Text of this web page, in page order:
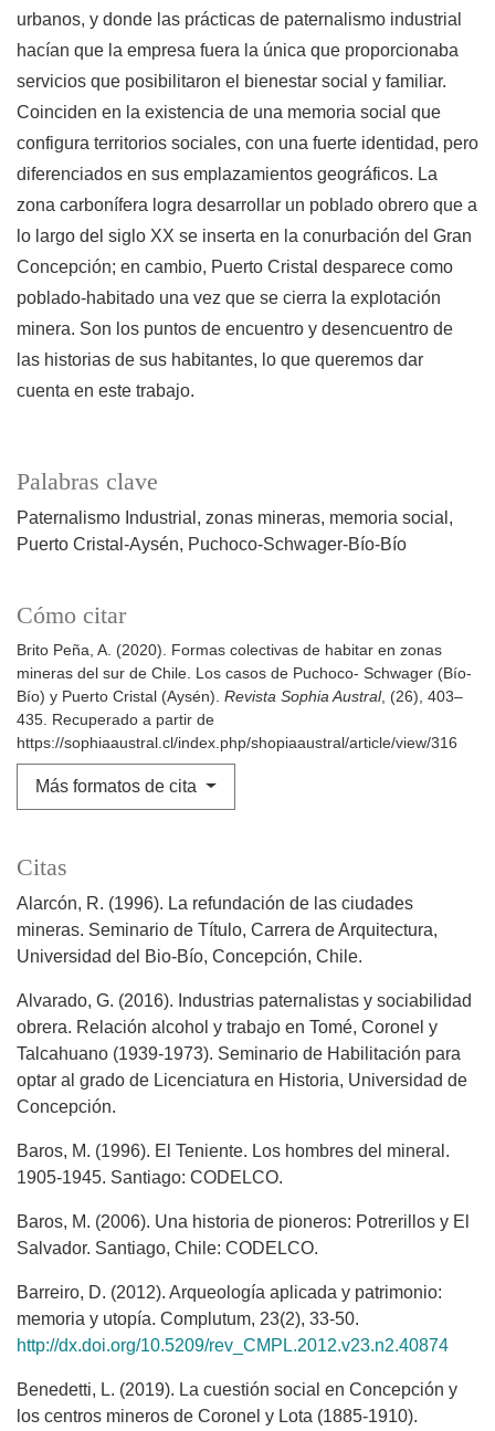
Palabras clave
Paternalismo Industrial zonas mineras memoria social
Puerto Cristal-Aysén
Puchoco-Schwager-Bío-Bío
Cómo citar
Brito Peña, A. (2020). Formas colectivas de habitar en zonas
mineras del sur de Chile. Los casos de Puchoco- Schwager (Bío-
Bío) y Puerto Cristal (Aysén). Revista Sophia Austral, (26), 403–
435. Recuperado a partir de
https://sophiaaustral.cl/index.php/shopiaaustral/article/view/316
Más formatos de cita
urbanos, y donde las prácticas de paternalismo industrial
hacían que la empresa fuera la única que proporcionaba
servicios que posibilitaron el bienestar social y familiar.
Coinciden en la existencia de una memoria social que
configura territorios sociales, con una fuerte identidad, pero
diferenciados en sus emplazamientos geográficos. La
zona carbonífera logra desarrollar un poblado obrero que a
lo largo del siglo XX se inserta en la conurbación del Gran
Concepción; en cambio, Puerto Cristal desparece como
poblado-habitado una vez que se cierra la explotación
minera. Son los puntos de encuentro y desencuentro de
las historias de sus habitantes, lo que queremos dar
cuenta en este trabajo.
Citas
Alarcón, R. (1996). La refundación de las ciudades
mineras. Seminario de Título, Carrera de Arquitectura,
Universidad del Bio-Bío, Concepción, Chile.
Alvarado, G. (2016). Industrias paternalistas y sociabilidad
obrera. Relación alcohol y trabajo en Tomé, Coronel y
Talcahuano (1939-1973). Seminario de Habilitación para
optar al grado de Licenciatura en Historia, Universidad de
Concepción.
Baros, M. (1996). El Teniente. Los hombres del mineral.
1905-1945. Santiago: CODELCO.
Baros, M. (2006). Una historia de pioneros: Potrerillos y El
Salvador. Santiago, Chile: CODELCO.
Barreiro, D. (2012). Arqueología aplicada y patrimonio:
memoria y utopía. Complutum, 23(2), 33-50.
http://dx.doi.org/10.5209/rev_CMPL.2012.v23.n2.40874
Benedetti, L. (2019). La cuestión social en Concepción y
los centros mineros de Coronel y Lota (1885-1910).